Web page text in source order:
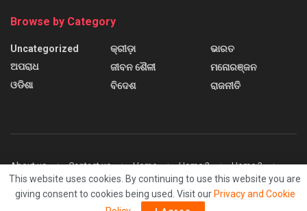
Browse by Category
Uncategorized
ଅପରାଧ
ଓଡିଶା
କ୍ରୀଡ଼ା
ଜୀବନ ଶୈଳୀ
ବିଦେଶ
ଭାରତ
ମନୋରଞ୍ଜନ
ରାଜନୀତି
About us Contact us Home Home 2
Home 3
Home 4
Home 5 Home 6 Sample Page
This website uses cookies. By continuing to use this website you are
giving consent to cookies being used. Visit our Privacy and Cookie